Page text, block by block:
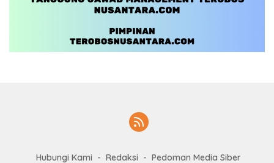
Hubungi Kami Redaksi Pedoman Media Siber